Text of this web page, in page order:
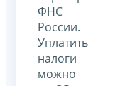
ФНС
России.
Уплатить
налоги
можно